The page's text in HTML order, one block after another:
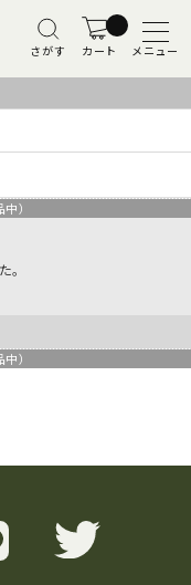
さがす カート メニュー
）
。
）